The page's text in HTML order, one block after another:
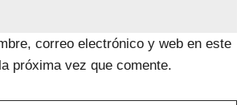
correo electrónico y web en este
próxima vez que comente.